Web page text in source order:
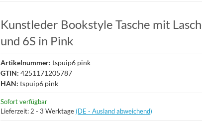
Kunstleder Bookstyle Tasche mit
und 6S in Pink
Artikelnummer: tspuip6 pink
GTIN: 4251171205787
HAN: tspuip6 pink
Sofort verfügbar
Lieferzeit: 2 - 3 Werktage (DE - Ausland abweichend)